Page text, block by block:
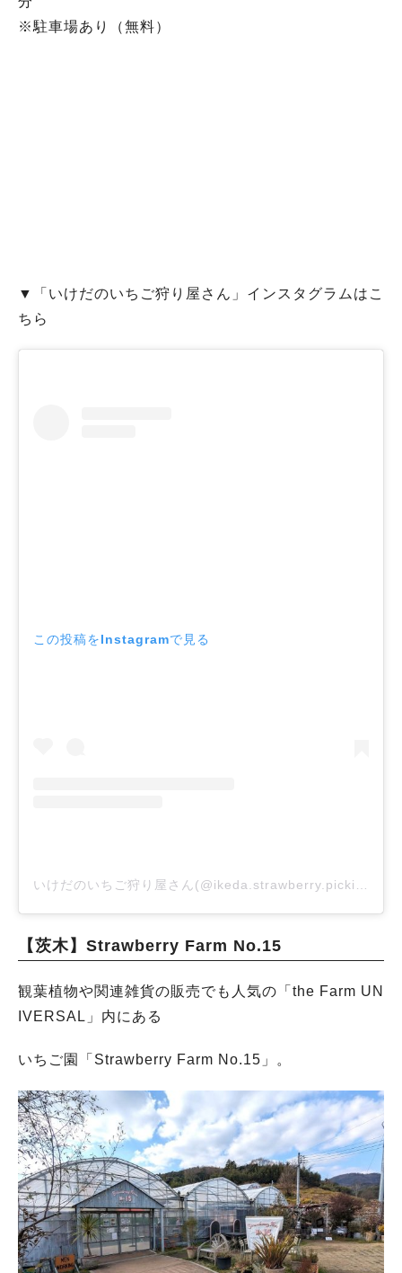
※駐車場あり（無料）
▼「いけだのいちご狩り屋さん」インスタグラムはこ
ちら
この投稿をInstagramで見る
いけだのいちご狩り屋さん(@ikeda.strawberry.picking)がシェアした投稿
【茨木】Strawberry Farm No.15
観葉植物や関連雑貨の販売でも人気の「the Farm UN
IVERSAL」内にある
いちご園「Strawberry Farm No.15」。